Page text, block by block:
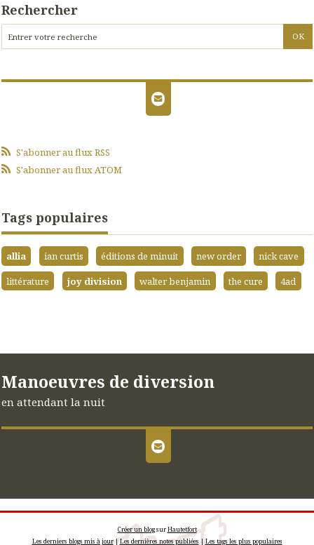
Rechercher
S'abonner au flux RSS
S'abonner au flux ATOM
Tags populaires
allia ian curtis éditions de minuit new order
nick cave
littérature
joy division walter benjamin the cure 4ad
Manoeuvres de diversion
en attendant la nuit
Créer un blogsurHautetfort
Les derniers blogs mis à jour|Les dernières notes publiées |Les tags les plus populaires